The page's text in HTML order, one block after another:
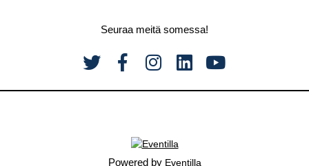
Seuraa meitä somessa!
Powered by Eventilla